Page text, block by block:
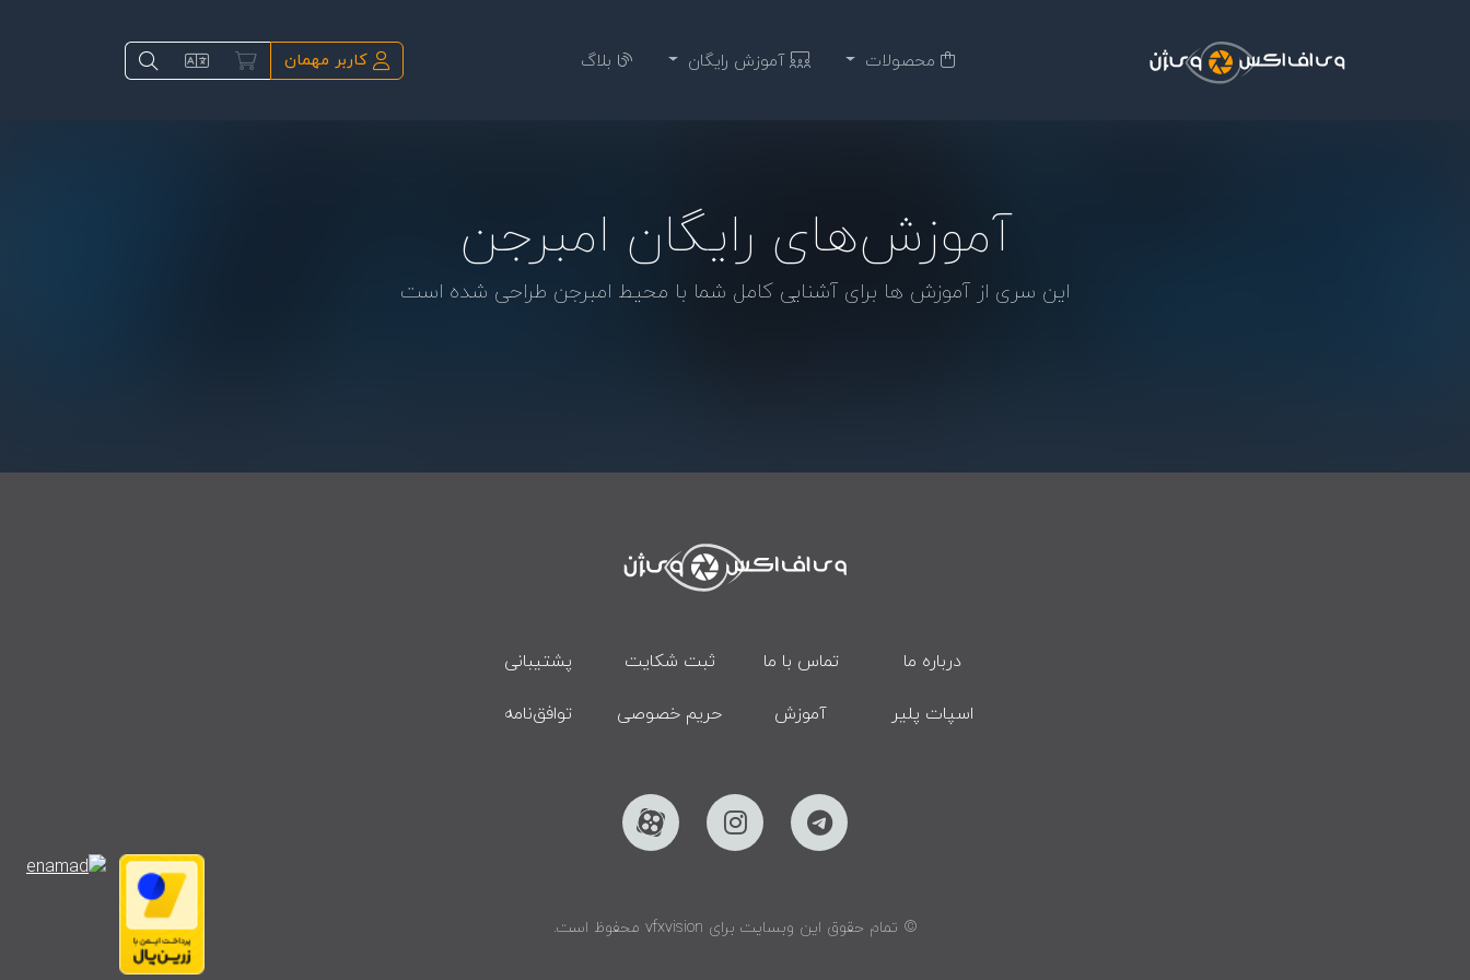
محصولات آموزش رایگان بلاگ کاربر مهمان
آموزش‌های رایگان امبرجن
این سری از آموزش ها برای آشنایی کامل شما با محیط امبرجن طراحی شده است
درباره ما تماس با ما ثبت شکایت پشتیبانی
اسپات پلیر آموزش حریم خصوصی توافق‌نامه
© تمام حقوق این وبسایت برای vfxvision محفوظ است.